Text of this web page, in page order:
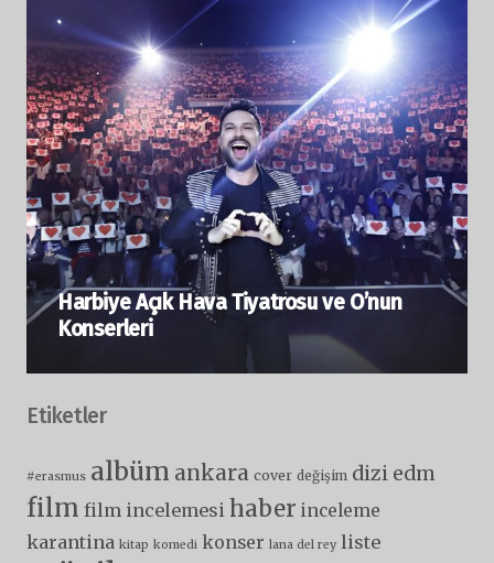
Harbiye Açık Hava Tiyatrosu ve O’nun
Konserleri
Etiketler
#erasmus albüm ankara cover değişim dizi edm
film film incelemesi haber inceleme
karantina kitap komedi konser lana del rey liste